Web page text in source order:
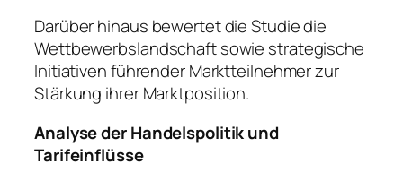
Darüber hinaus bewertet die Studie die
Wettbewerbslandschaft sowie strategische
Initiativen führender Marktteilnehmer zur
Stärkung ihrer Marktposition.
Analyse der Handelspolitik und
Tarifeinflüsse